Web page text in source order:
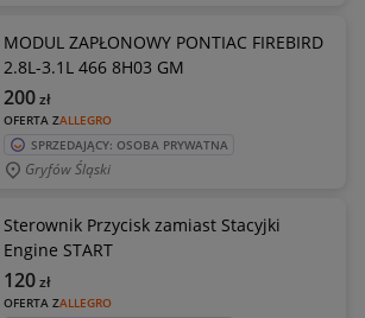
MODUL ZAPŁONOWY PONTIAC FIREBIRD
2.8L-3.1L 466 8H03 GM
OFERTA ZALLEGRO
200zł
SPRZEDAJĄCY: OSOBA PRYWATNA
Gryfów Śląski
Sterownik Przycisk zamiast Stacyjki
Engine START
OFERTA ZALLEGRO
120zł